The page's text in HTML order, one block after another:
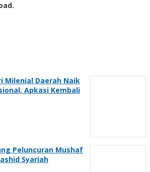
Milenial Daerah Naik
Apkasi Kembali
Peluncuran Mushaf
Syariah